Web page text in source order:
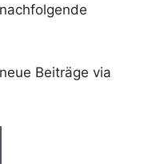
Beiträge via